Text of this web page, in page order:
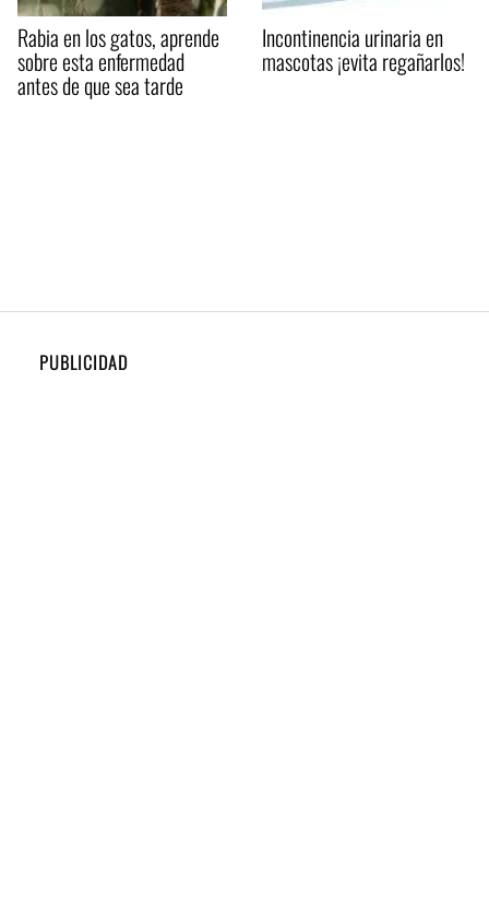
Rabia en los gatos, aprende
sobre esta enfermedad
antes de que sea tarde
Incontinencia urinaria en
mascotas ¡evita regañarlos!
PUBLICIDAD